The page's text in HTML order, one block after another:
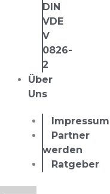
DIN
VDE
V
0826-
2
Über
Uns
Impressum
Partner
werden
Ratgeber